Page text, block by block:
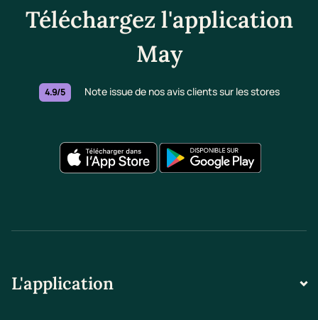
Téléchargez l'application
May
4.9/5 Note issue de nos avis clients sur les stores
L'application